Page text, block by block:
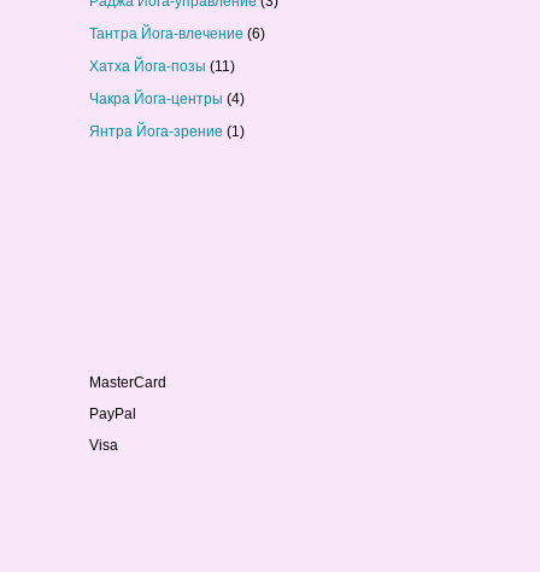
Тантра Йога-влечение (6)
Хатха Йога-позы (11)
Чакра Йога-центры (4)
Янтра Йога-зрение (1)
MasterCard
PayPal
Visa